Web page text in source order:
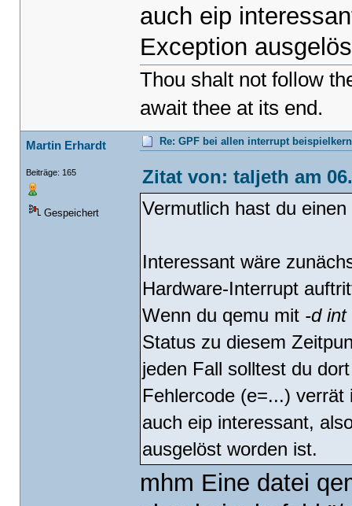
auch eip
Exception
Thou shalt not follow
await thee at its end.
Martin Erhardt
Beiträge: 165
Gespeichert
Re: GPF bei allen interrupt
Zitat von: taljeth am
Vermutlich hast du
Interessant wäre
Hardware-Interrupt
Wenn du qemu mit -d int
Status zu diesem
jeden Fall solltest du
Fehlercode (e=...)
auch eip interessant,
ausgelöst worden ist.
mhm Eine datei